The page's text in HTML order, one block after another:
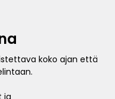
koko ajan että
ja